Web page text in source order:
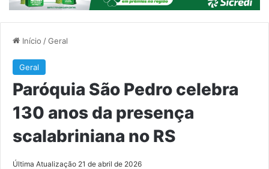
Início /Geral
Geral
Paróquia São Pedro celebra
130 anos da presença
scalabriniana no RS
Última Atualização 21 de abril de 2026